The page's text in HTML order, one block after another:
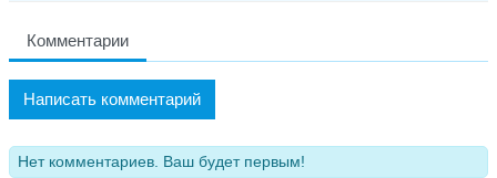
Комментарии
Написать комментарий
Нет комментариев. Ваш будет первым!